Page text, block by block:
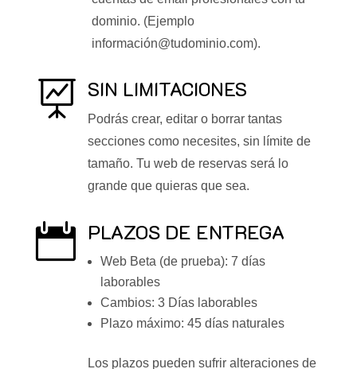
dominio. (Ejemplo
información@tudominio.com).
 SIN LIMITACIONES
Podrás crear, editar o borrar tantas
secciones como necesites, sin límite de
tamaño. Tu web de reservas será lo
grande que quieras que sea.
 PLAZOS DE ENTREGA
Web Beta (de prueba): 7 días
laborables
Cambios: 3 Días laborables
Plazo máximo: 45 días naturales
Los plazos pueden sufrir alteraciones de